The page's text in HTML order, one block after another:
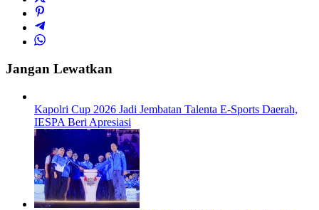
Jangan Lewatkan
Kapolri Cup 2026 Jadi Jembatan Talenta E-Sports Daerah,
IESPA Beri Apresiasi